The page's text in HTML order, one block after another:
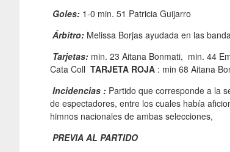
Goles: 1-0 min. 51 Patricia Guijarro
Árbitro: Melissa Borjas ayudada en las
Tarjetas: min. 23 Aitana Bonmati, min. 44
Cata Coll TARJETA ROJA : min 68 Aitana
Incidencias : Partido que corresponde a la
de espectadores, entre los cuales había
himnos nacionales de ambas selecciones,
PREVIA AL PARTIDO